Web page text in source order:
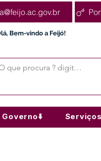
Bem-vindo a Feijó!
Governo⬇️